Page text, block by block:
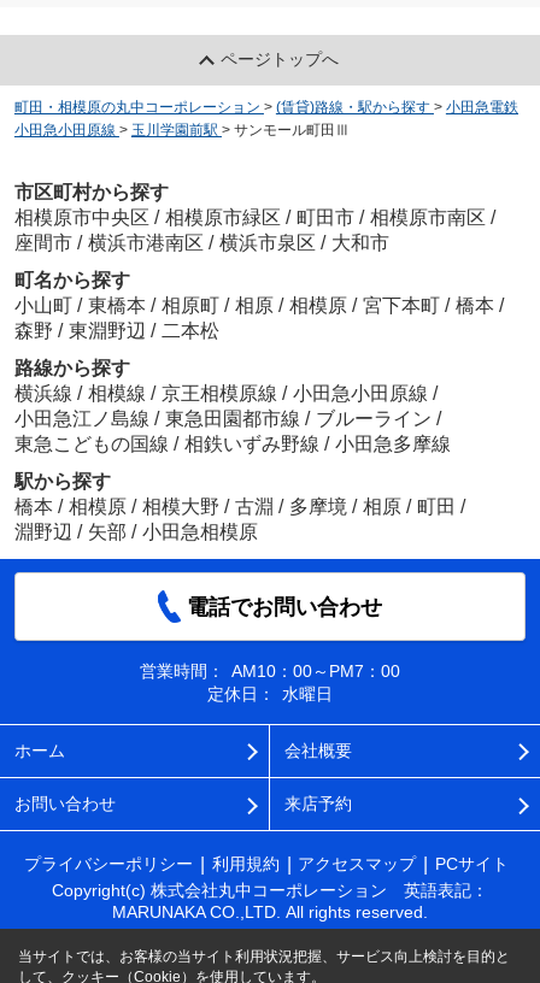
ページトップへ
町田・相模原の丸中コーポレーション > (賃貸)路線・駅から探す > 小田急電鉄
小田急小田原線 > 玉川学園前駅 > サンモール町田Ⅲ
市区町村から探す
相模原市中央区 / 相模原市緑区 / 町田市 / 相模原市南区 /
座間市 / 横浜市港南区 / 横浜市泉区 / 大和市
町名から探す
小山町 / 東橋本 / 相原町 / 相原 / 相模原 / 宮下本町 / 橋本 /
森野 / 東淵野辺 / 二本松
路線から探す
横浜線 / 相模線 / 京王相模原線 / 小田急小田原線 /
小田急江ノ島線 / 東急田園都市線 / ブルーライン /
東急こどもの国線 / 相鉄いずみ野線 / 小田急多摩線
駅から探す
橋本 / 相模原 / 相模大野 / 古淵 / 多摩境 / 相原 / 町田 /
淵野辺 / 矢部 / 小田急相模原
電話でお問い合わせ
営業時間：
AM10：00～PM7：00
定休日：
水曜日
ホーム 会社概要
お問い合わせ 来店予約
プライバシーポリシー 利用規約 アクセスマップ
PCサイト
Copyright(c) 株式会社丸中コーポレーション 英語表記：
MARUNAKA CO.,LTD. All rights reserved.
当サイトでは、お客様の当サイト利用状況把握、サービス向上検討を目的と
して、クッキー（Cookie）を使用しています。